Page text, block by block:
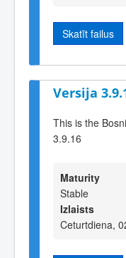
Skatīt failus
Versija
This is the
3.9.16
Maturity
Stable
Izlaists
Ceturtdiena,